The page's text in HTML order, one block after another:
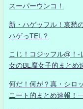
スーパーウンコ！
新・ハゲッフル！哀愁
ハゲっTEL？
こじ！コジッフル@！
女のBL腐女子的まとめ
何だ！何が？真・シ
ニート的まとめ速報！